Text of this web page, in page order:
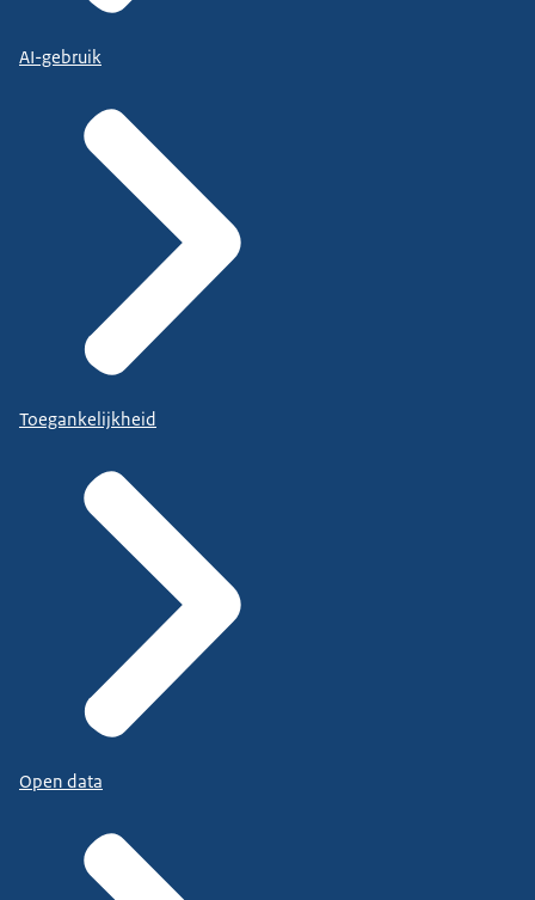
AI-gebruik
Toegankelijkheid
Open data